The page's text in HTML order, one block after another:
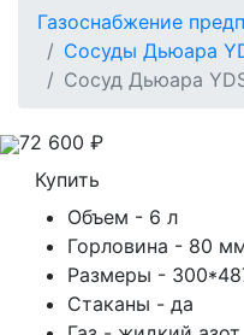
Газоснабжение
Сосуды Дьюара
Сосуд Дьюара
72 600 ₽
Купить
Объем - 6 л
Горловина - 80
Размеры -
Стаканы - да